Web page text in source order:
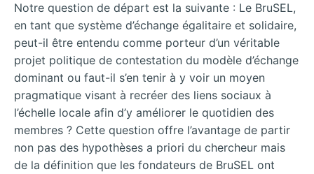
Notre question de départ est la suivante : Le BruSEL,
en tant que système d’échange égalitaire et solidaire,
peut-il être entendu comme porteur d’un véritable
projet politique de contestation du modèle d’échange
dominant ou faut-il s’en tenir à y voir un moyen
pragmatique visant à recréer des liens sociaux à
l’échelle locale afin d’y améliorer le quotidien des
membres ? Cette question offre l’avantage de partir
non pas des hypothèses a priori du chercheur mais
de la définition que les fondateurs de BruSEL ont